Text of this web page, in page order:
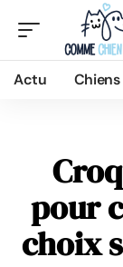
Actu Chiens
pour
choix